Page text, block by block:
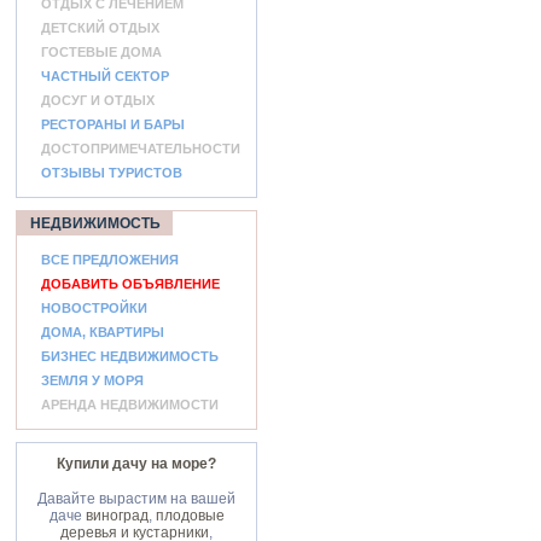
ОТДЫХ С ЛЕЧЕНИЕМ
ДЕТСКИЙ ОТДЫХ
ГОСТЕВЫЕ ДОМА
ЧАСТНЫЙ СЕКТОР
ДОСУГ И ОТДЫХ
РЕСТОРАНЫ И БАРЫ
ДОСТОПРИМЕЧАТЕЛЬНОСТИ
ОТЗЫВЫ ТУРИСТОВ
НЕДВИЖИМОСТЬ
ВСЕ ПРЕДЛОЖЕНИЯ
ДОБАВИТЬ ОБЪЯВЛЕНИЕ
НОВОСТРОЙКИ
ДОМА, КВАРТИРЫ
БИЗНЕС НЕДВИЖИМОСТЬ
ЗЕМЛЯ У МОРЯ
АРЕНДА НЕДВИЖИМОСТИ
Купили дачу на море?
Давайте вырастим на вашей
даче виноград, плодовые
деревья и кустарники,